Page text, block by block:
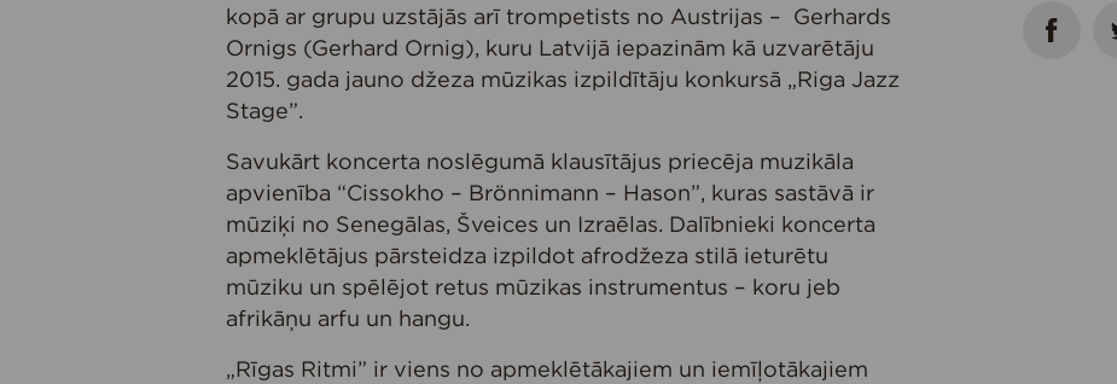
kopā ar grupu uzstājās arī trompetists no Austrijas – Gerhards
Ornigs (Gerhard Ornig), kuru Latvijā iepazinām kā uzvarētāju
2015. gada jauno džeza mūzikas izpildītāju konkursā „Riga Jazz
Stage”.
Savukārt koncerta noslēgumā klausītājus priecēja muzikāla
apvienība “Cissokho – Brönnimann – Hason”, kuras sastāvā ir
mūziķi no Senegālas, Šveices un Izraēlas. Dalībnieki koncerta
apmeklētājus pārsteidza izpildot afrodžeza stilā ieturētu
mūziku un spēlējot retus mūzikas instrumentus – koru jeb
afrikāņu arfu un hangu.
„Rīgas Ritmi” ir viens no apmeklētākajiem un iemīļotākajiem